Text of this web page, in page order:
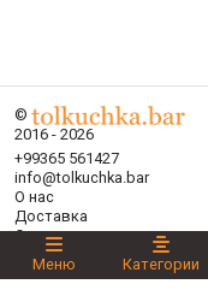
©
2016 - 2026
+99365 561427
info@tolkuchka.bar
О нас
Доставка
Статьи
Бренды
Категории
Меню Категории